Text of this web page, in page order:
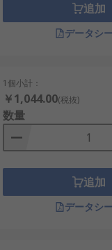
追加
データシ
1個小計：
￥1,044.00(税抜)
数量
追加
データシ